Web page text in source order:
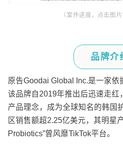
（案件进度，点击图
品牌介
原告Goodai Global Inc.是一家依
该品牌自2019年推出后迅速走红
产品理念，成为全球知名的韩国
区销售额超2.25亿美元，其明星
Probiotics”曾风靡TikTok平台。